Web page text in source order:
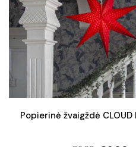
Popierinė žvaigždė CLOUD